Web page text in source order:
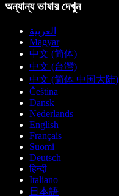
অন্যান্য ভাষায় দেখুন
العربية
Magyar
中文 (简体)
中文 (台灣)
中文 (简体 中国大陆)
Čeština
Dansk
Nederlands
English
Français
Suomi
Deutsch
हिन्दी
Italiano
日本語